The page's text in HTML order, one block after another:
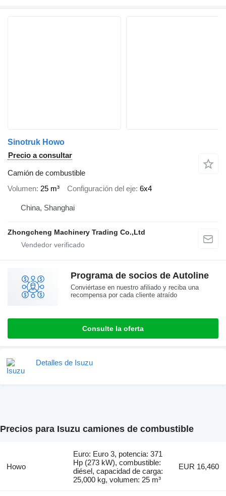
Sinotruk Howo
Precio a consultar
Camión de combustible
Volumen 25 m³ Configuración del eje 6x4
China, Shanghai
Zhongcheng Machinery Trading Co.,Ltd
Programa de socios de Autoline
Conviértase en nuestro afiliado y reciba una
recompensa por cada cliente atraído
Consulte la oferta
Detalles de Isuzu
Precios para Isuzu camiones de combustible
Howo
Euro: Euro 3, potencia: 371
Hp (273 kW), combustible:
diésel, capacidad de carga:
25,000 kg, volumen: 25 m³
EUR 16,460